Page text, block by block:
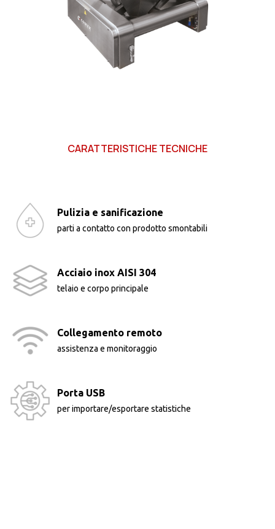
CARATTERISTICHE TECNICHE
Pulizia e sanificazione
parti a contatto con prodotto smontabili
Acciaio inox AISI 304
telaio e corpo principale
Collegamento remoto
assistenza e monitoraggio
Porta USB
per importare/esportare statistiche